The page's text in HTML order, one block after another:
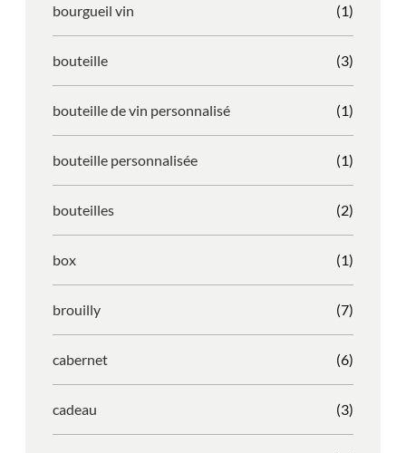
bourgueil vin (1)
bouteille (3)
bouteille de vin personnalisé (1)
bouteille personnalisée (1)
bouteilles (2)
box (1)
brouilly (7)
cabernet (6)
cadeau (3)